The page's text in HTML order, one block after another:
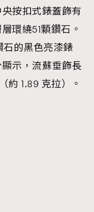
按扣式錶蓋飾有
環繞51顆鑽石。
的黑色亮漆錶
示，流蘇垂飾長
約 1.89 克拉）。